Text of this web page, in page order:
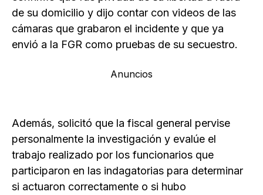
de su domicilio y dijo contar con videos de las
cámaras que grabaron el incidente y que ya
envió a la FGR como pruebas de su secuestro.
Anuncios
Además, solicitó que la fiscal general pervise
personalmente la investigación y evalúe el
trabajo realizado por los funcionarios que
participaron en las indagatorias para determinar
si actuaron correctamente o si hubo